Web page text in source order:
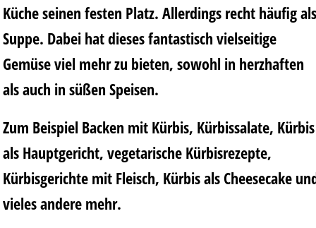
Küche seinen festen Platz. Allerdings recht häufig als
Suppe. Dabei hat dieses fantastisch vielseitige
Gemüse viel mehr zu bieten, sowohl in herzhaften
als auch in süßen Speisen.
Zum Beispiel Backen mit Kürbis, Kürbissalate, Kürbis
als Hauptgericht, vegetarische Kürbisrezepte,
Kürbisgerichte mit Fleisch, Kürbis als Cheesecake
vieles andere mehr.